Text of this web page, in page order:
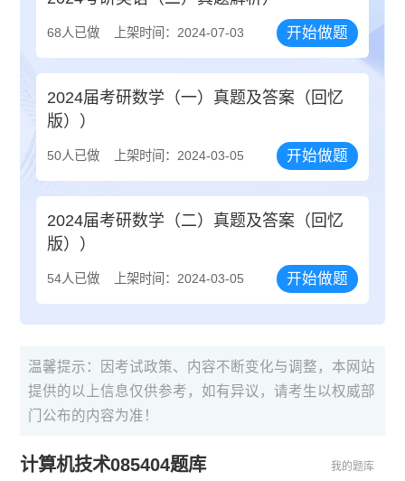
68人已做 上架时间：2024-07-03 开始做题
2024届考研数学（一）真题及答案（回忆
版））
50人已做 上架时间：2024-03-05 开始做题
2024届考研数学（二）真题及答案（回忆
版））
54人已做 上架时间：2024-03-05 开始做题
温馨提示：因考试政策、内容不断变化与调整，本网站
提供的以上信息仅供参考，如有异议，请考生以权威部
门公布的内容为准！
计算机技术085404题库 我的题库